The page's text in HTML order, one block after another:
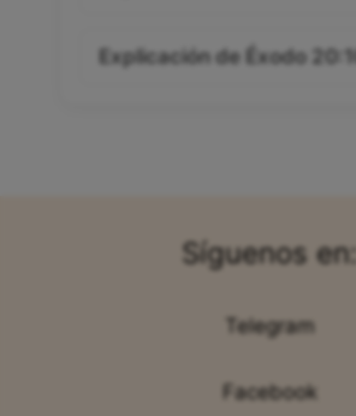
Explicación de Éxodo 20:10
Síguenos en:
Telegram
Facebook